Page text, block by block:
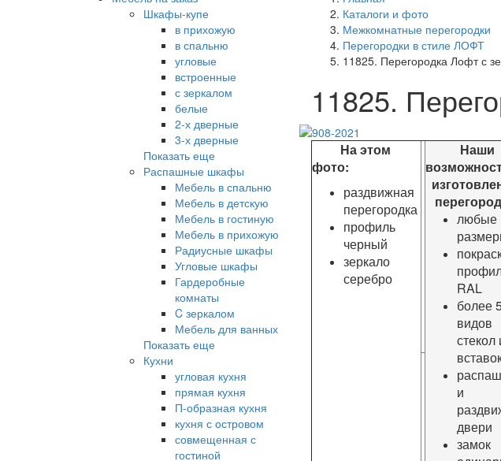
Шкафы-купе
в прихожую
в спальню
угловые
встроенные
с зеркалом
белые
2-х дверные
3-х дверные
Показать еще
Распашные шкафы
Мебель в спальню
Мебель в детскую
Мебель в гостиную
Мебель в прихожую
Радиусные шкафы
Угловые шкафы
Гардеробные
комнаты
C зеркалом
Мебель для ванных
Показать еще
Кухни
угловая кухня
прямая кухня
П-образная кухня
кухня с островом
совмещенная с
гостиной
Каталоги и фото
Межкомнатные перегородки
Перегородки в стиле ЛОФТ
11825. Перегородка Лофт с
11825.
На этом
фото:
раздвижная
перегородка
профиль
черный
зеркало
серебро
Наши
любые
RAL
более
видов
стекол
и
двери
замок